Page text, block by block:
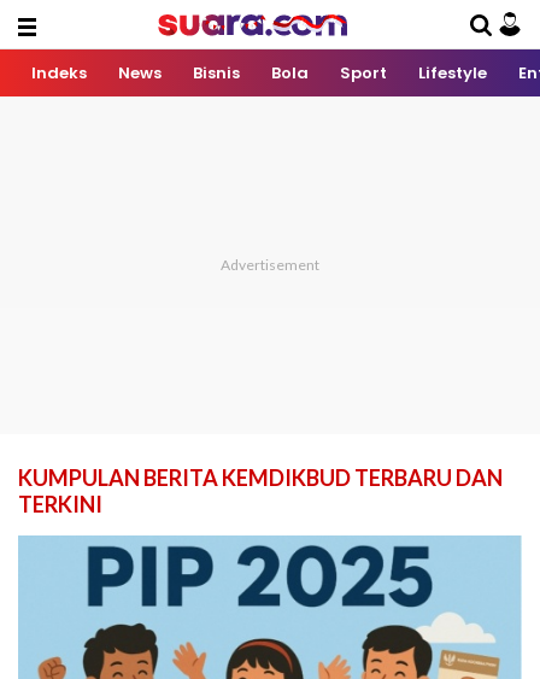
Indeks News Bisnis Bola Sport Lifestyle
KUMPULAN BERITA KEMDIKBUD TERBARU DAN
TERKINI